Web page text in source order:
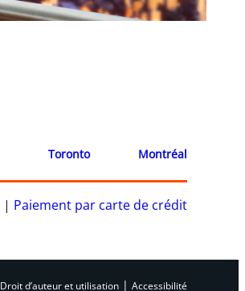
Toronto Montréal
| Paiement par carte de crédit
Droit d’auteur et utilisation | Accessibilité